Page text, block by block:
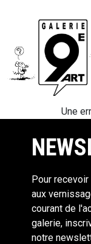
Une
Pour
aux
courant de
galerie,
notre